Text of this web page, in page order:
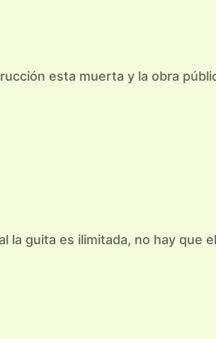
esta muerta y la obra
la guita es ilimitada, no hay que